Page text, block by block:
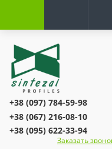
+38 (097) 784-59-98
+38 (067) 216-08-10
+38 (095) 622-33-94
Заказать